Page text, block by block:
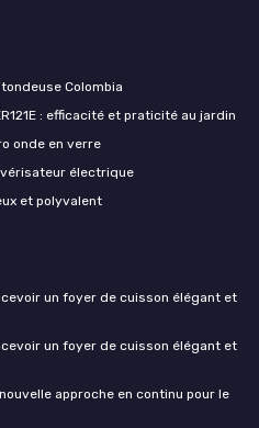
Colombia
: efficacité et praticité au jardin
onde en verre
électrique
et polyvalent
un foyer de cuisson élégant et
un foyer de cuisson élégant et
approche en continu pour le